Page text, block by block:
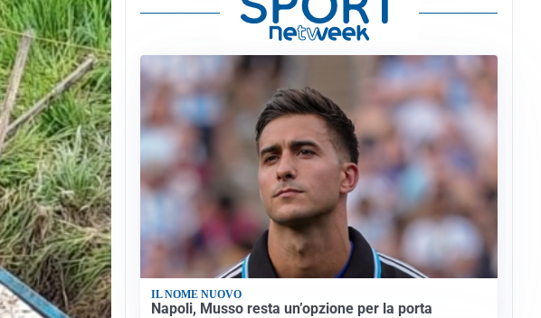
IL NOME NUOVO
Napoli, Musso resta un’opzione per la porta